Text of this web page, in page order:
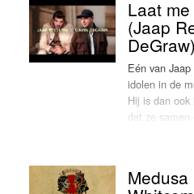
Webcam
Laat
(Jaap
DeGraw)
Eén van Jaap
idolen in de
Hij is dan
dat ze samen
Reesema’s